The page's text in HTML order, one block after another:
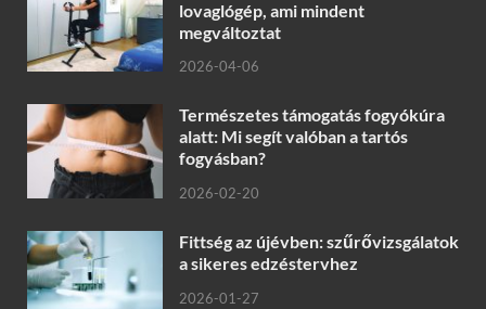
lovaglógép, ami mindent
megváltoztat
2026-04-06
Természetes támogatás fogyókúra
alatt: Mi segít valóban a tartós
fogyásban?
2026-02-20
Fittség az újévben: szűrővizsgálatok
a sikeres edzéstervhez
2026-01-27